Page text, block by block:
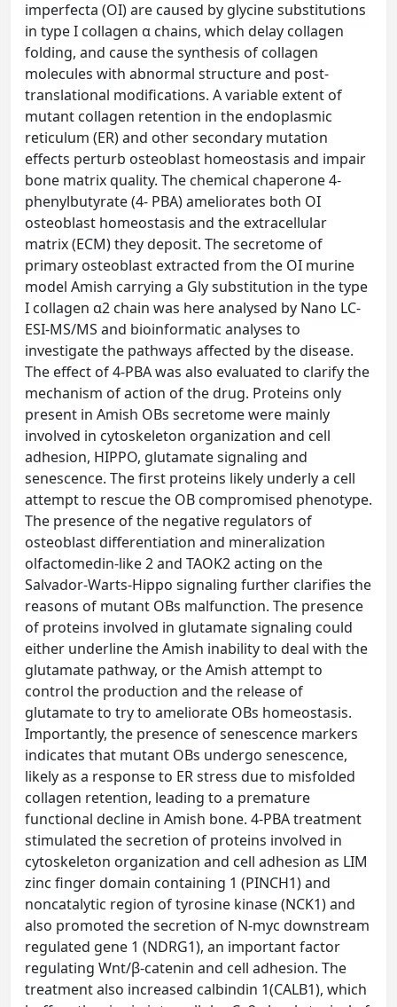
imperfecta (OI) are caused by glycine substitutions
in type I collagen α chains, which delay collagen
folding, and cause the synthesis of collagen
molecules with abnormal structure and post-
translational modifications. A variable extent of
mutant collagen retention in the endoplasmic
reticulum (ER) and other secondary mutation
effects perturb osteoblast homeostasis and impair
bone matrix quality. The chemical chaperone 4-
phenylbutyrate (4- PBA) ameliorates both OI
osteoblast homeostasis and the extracellular
matrix (ECM) they deposit. The secretome of
primary osteoblast extracted from the OI murine
model Amish carrying a Gly substitution in the type
I collagen α2 chain was here analysed by Nano LC-
ESI-MS/MS and bioinformatic analyses to
investigate the pathways affected by the disease.
The effect of 4-PBA was also evaluated to clarify the
mechanism of action of the drug. Proteins only
present in Amish OBs secretome were mainly
involved in cytoskeleton organization and cell
adhesion, HIPPO, glutamate signaling and
senescence. The first proteins likely underly a cell
attempt to rescue the OB compromised phenotype.
The presence of the negative regulators of
osteoblast differentiation and mineralization
olfactomedin-like 2 and TAOK2 acting on the
Salvador-Warts-Hippo signaling further clarifies the
reasons of mutant OBs malfunction. The presence
of proteins involved in glutamate signaling could
either underline the Amish inability to deal with the
glutamate pathway, or the Amish attempt to
control the production and the release of
glutamate to try to ameliorate OBs homeostasis.
Importantly, the presence of senescence markers
indicates that mutant OBs undergo senescence,
likely as a response to ER stress due to misfolded
collagen retention, leading to a premature
functional decline in Amish bone. 4-PBA treatment
stimulated the secretion of proteins involved in
cytoskeleton organization and cell adhesion as LIM
zinc finger domain containing 1 (PINCH1) and
noncatalytic region of tyrosine kinase (NCK1) and
also promoted the secretion of N-myc downstream
regulated gene 1 (NDRG1), an important factor
regulating Wnt/β-catenin and cell adhesion. The
treatment also increased calbindin 1(CALB1), which